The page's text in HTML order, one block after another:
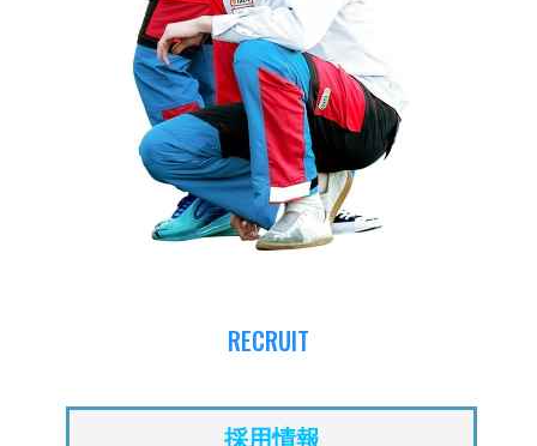
RECRUIT
採用情報